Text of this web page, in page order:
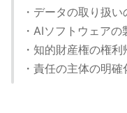
・データの取り扱
・AIソフトウェア
・知的財産権の権
・責任の主体の明確